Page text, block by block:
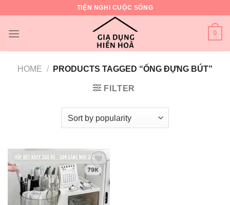
content
TIỆN NGHI CUỘC SỐNG
0
HOME / PRODUCTS TAGGED “ỐNG ĐỰNG BÚT”
FILTER
Add to
wishlist